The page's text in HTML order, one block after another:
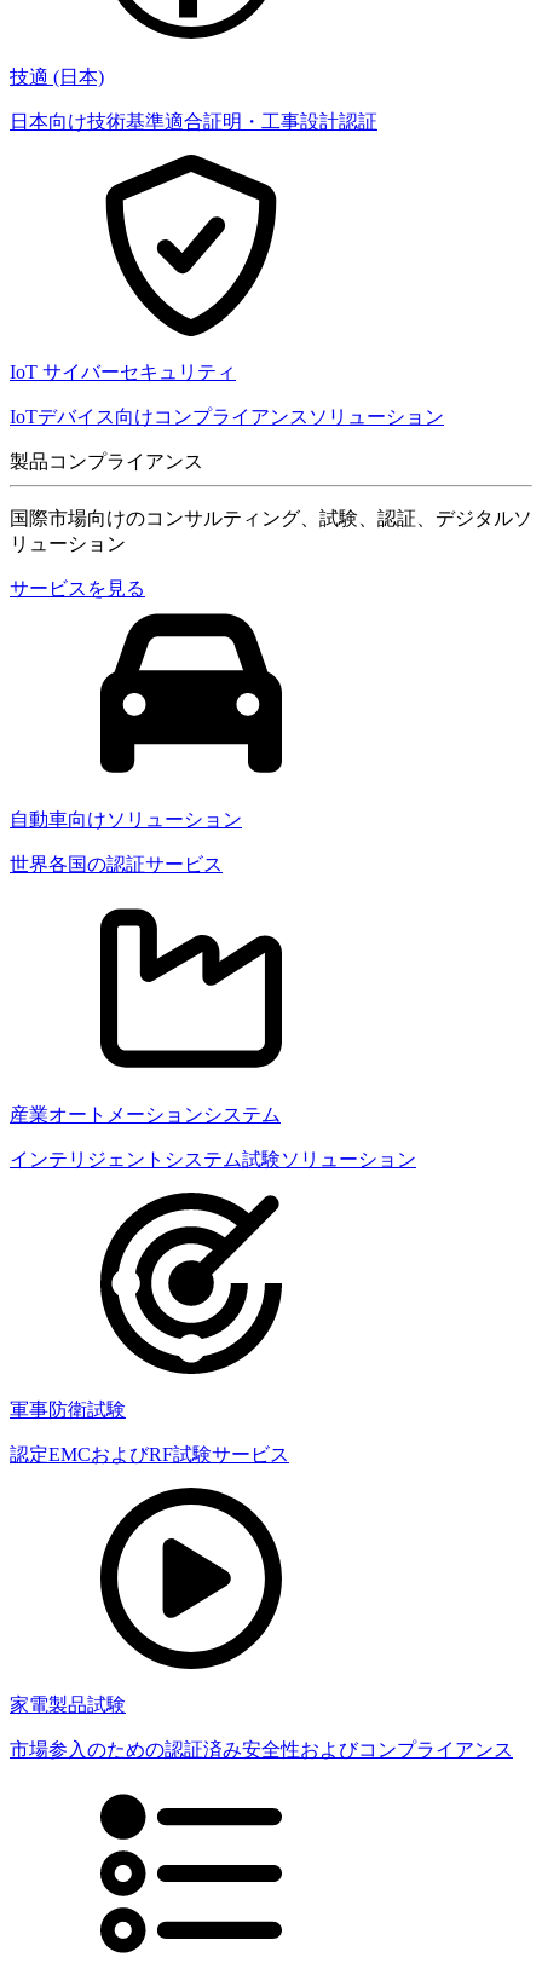
技適 (日本)
日本向け技術基準適合証明・工事設計認証
IoT サイバーセキュリティ
IoTデバイス向けコンプライアンスソリューション
製品コンプライアンス
国際市場向けのコンサルティング、試験、認証、デジタルソ
リューション
サービスを見る
自動車向けソリューション
世界各国の認証サービス
産業オートメーションシステム
インテリジェントシステム試験ソリューション
軍事防衛試験
認定EMCおよびRF試験サービス
家電製品試験
市場参入のための認証済み安全性およびコンプライアンス